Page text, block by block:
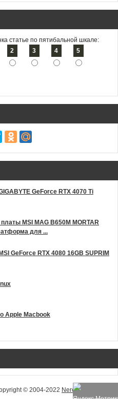
статье по пятибальной шкале:
2 3 4 5
GeForce RTX 4070 Ti
MSI MAG B650M MORTAR
для ...
GeForce RTX 4080 16GB SUPRIM
Apple Macbook
© 2004-2022 NeroHelp